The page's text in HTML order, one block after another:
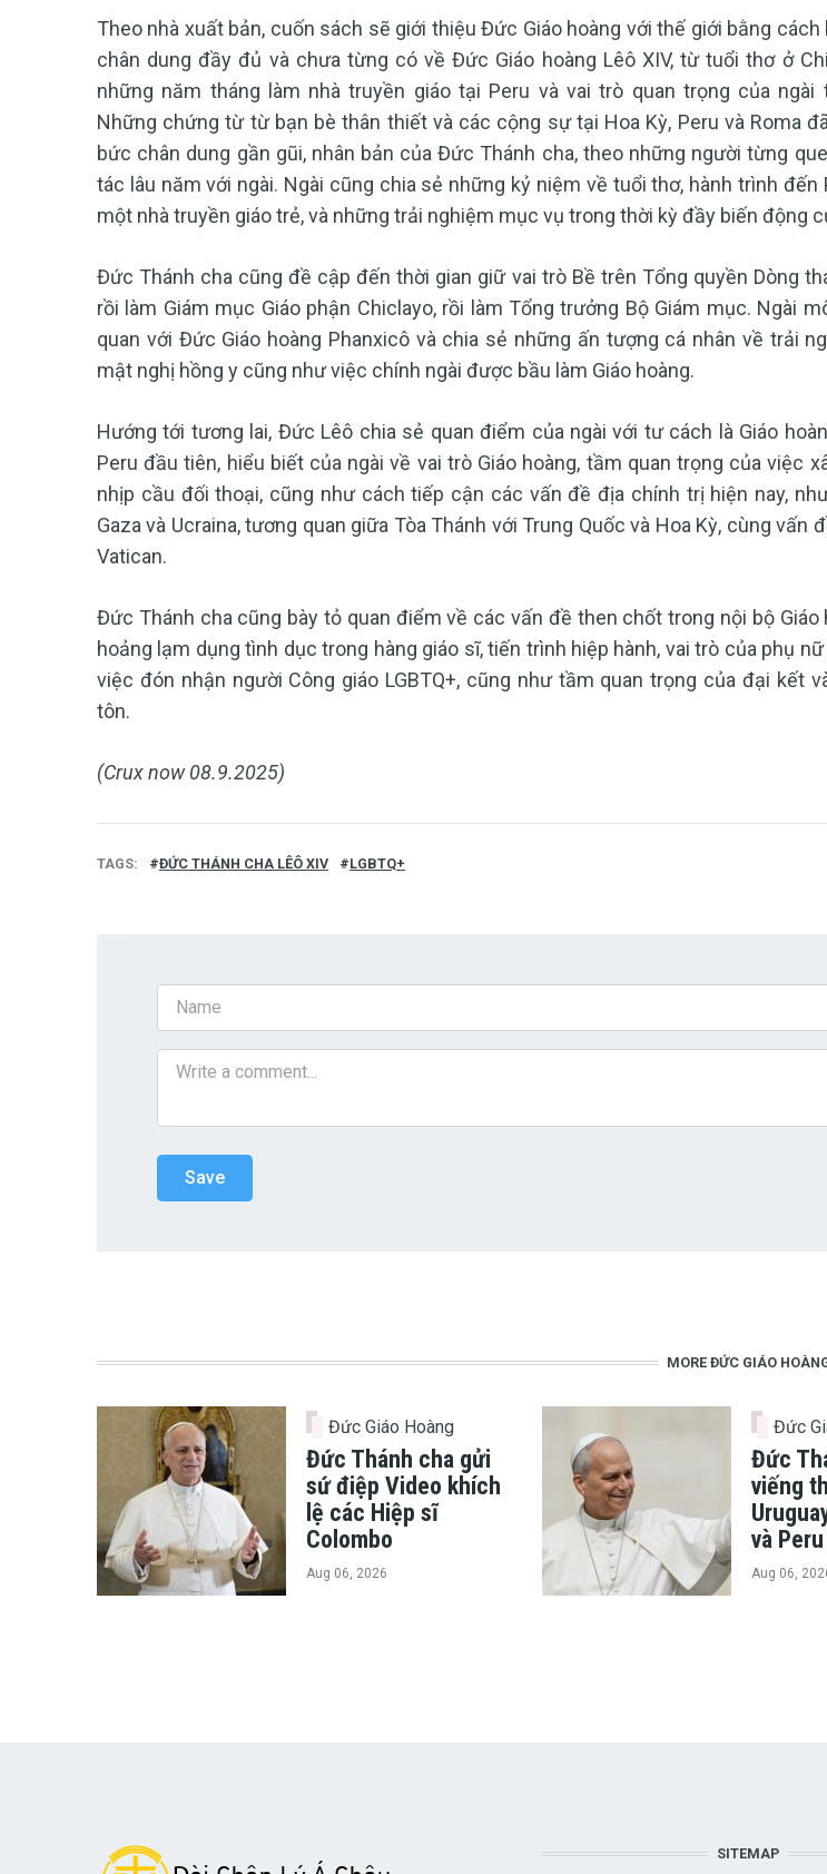
Theo nhà xuất bản, cuốn sách sẽ giới thiệu Đức Giáo hoàng với thế giới bằng cách
chân dung đầy đủ và chưa từng có về Đức Giáo hoàng Lêô XIV, từ tuổi thơ ở
những năm tháng làm nhà truyền giáo tại Peru và vai trò quan trọng của ngài
Những chứng từ từ bạn bè thân thiết và các cộng sự tại Hoa Kỳ, Peru và Roma
bức chân dung gần gũi, nhân bản của Đức Thánh cha, theo những người từng
tác lâu năm với ngài. Ngài cũng chia sẻ những kỷ niệm về tuổi thơ, hành trình đến
một nhà truyền giáo trẻ, và những trải nghiệm mục vụ trong thời kỳ đầy biến động
Đức Thánh cha cũng đề cập đến thời gian giữ vai trò Bề trên Tổng quyền Dòng
rồi làm Giám mục Giáo phận Chiclayo, rồi làm Tổng trưởng Bộ Giám mục. Ngài
quan với Đức Giáo hoàng Phanxicô và chia sẻ những ấn tượng cá nhân về trải
mật nghị hồng y cũng như việc chính ngài được bầu làm Giáo hoàng.
Hướng tới tương lai, Đức Lêô chia sẻ quan điểm của ngài với tư cách là Giáo
Peru đầu tiên, hiểu biết của ngài về vai trò Giáo hoàng, tầm quan trọng của việc
nhịp cầu đối thoại, cũng như cách tiếp cận các vấn đề địa chính trị hiện nay,
Gaza và Ucraina, tương quan giữa Tòa Thánh với Trung Quốc và Hoa Kỳ, cùng vấn
Vatican.
Đức Thánh cha cũng bày tỏ quan điểm về các vấn đề then chốt trong nội bộ Giáo
hoảng lạm dụng tình dục trong hàng giáo sĩ, tiến trình hiệp hành, vai trò của phụ nữ
việc đón nhận người Công giáo LGBTQ+, cũng như tầm quan trọng của đại kết
tôn.
(Crux now 08.9.2025)
TAGS ĐỨC THÁNH CHA LÊÔ XIV LGBTQ+
MORE ĐỨC GIÁO
Đức Giáo Hoàng
Đức Thánh cha gửi
sứ điệp Video khích
lệ các Hiệp sĩ
Colombo
Aug 06, 2026
Đức
Đức
viếng
và Peru
Aug 06,
SITEMAP